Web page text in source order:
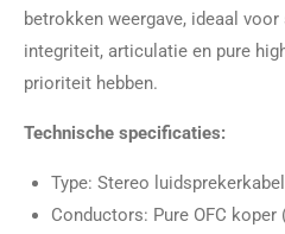
betrokken weergave, ideaal
integriteit, articulatie en pure
prioriteit hebben.
Technische specificaties:
Type: Stereo
Conductors: Pure OFC koper